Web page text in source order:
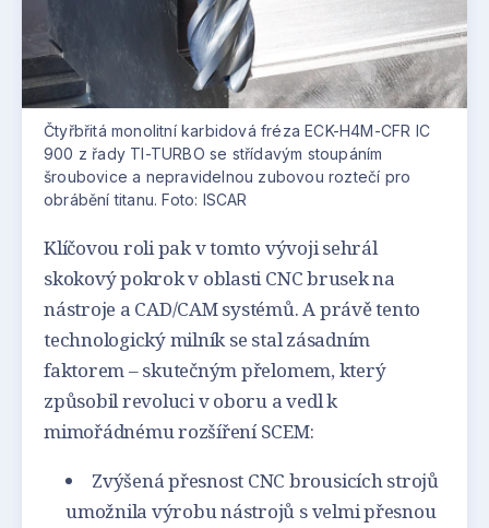
Čtyřbřitá monolitní karbidová fréza ECK-H4M-CFR IC
900 z řady TI-TURBO se střídavým stoupáním
šroubovice a nepravidelnou zubovou roztečí pro
obrábění titanu. Foto: ISCAR
Klíčovou roli pak v tomto vývoji sehrál
skokový pokrok v oblasti CNC brusek na
nástroje a CAD/CAM systémů. A právě tento
technologický milník se stal zásadním
faktorem – skutečným přelomem, který
způsobil revoluci v oboru a vedl k
mimořádnému rozšíření SCEM:
Zvýšená přesnost CNC brousicích strojů
umožnila výrobu nástrojů s velmi přesnou